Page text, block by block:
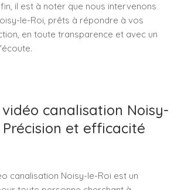
il est à noter que nous intervenons
le-Roi, prêts à répondre à vos
en toute transparence et avec un
canalisation Noisy-
Précision et efficacité
canalisation Noisy-le-Roi est un